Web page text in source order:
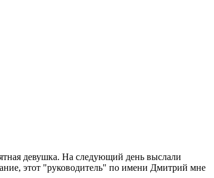
девушка. На следующий день выслали
этот "руководитель" по имени Дмитрий мне